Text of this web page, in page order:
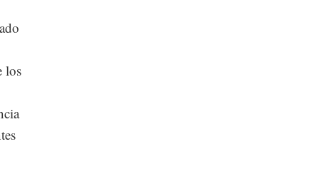
los